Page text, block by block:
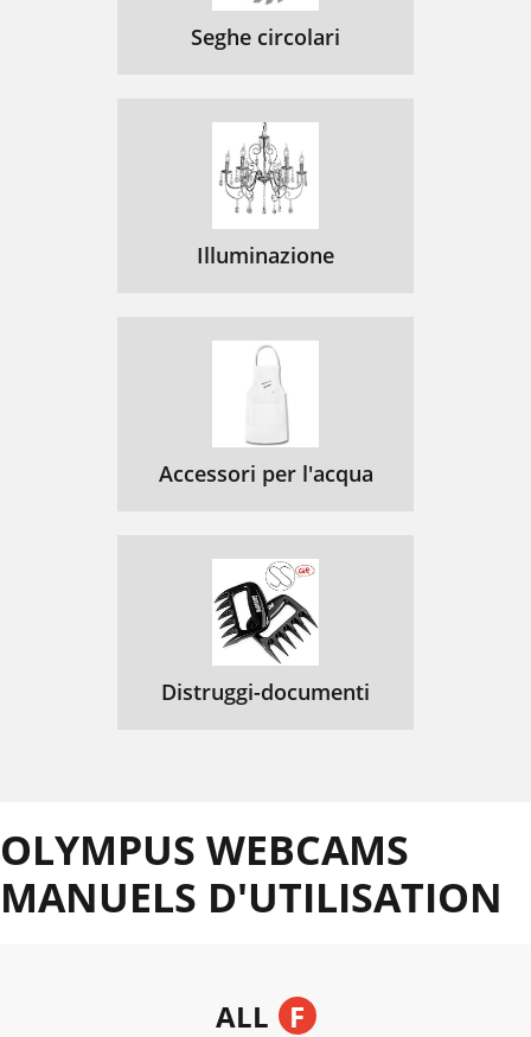
Seghe circolari
Illuminazione
Accessori per l'acqua
Distruggi-documenti
OLYMPUS WEBCAMS
MANUELS D'UTILISATION
ALL F